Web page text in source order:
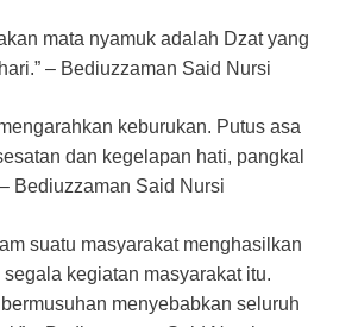
mata nyamuk adalah Dzat yang
– Bediuzzaman Said Nursi
keburukan. Putus asa
dan kegelapan hati, pangkal
Bediuzzaman Said Nursi
suatu masyarakat menghasilkan
kegiatan masyarakat itu.
menyebabkan seluruh